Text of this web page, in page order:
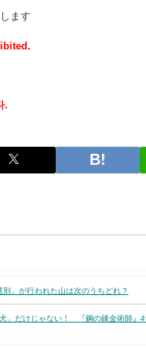
ます
.
別」が行われた山は次のうちどれ？
」だけじゃない！ 『鋼の錬金術師』